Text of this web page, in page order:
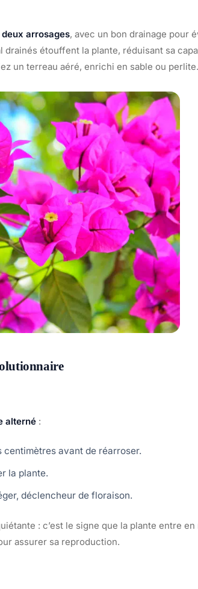
arrosages, avec un bon drainage pour
étouffent la plante, réduisant sa
un terreau aéré, enrichi en sable ou perlite.
alterné :
centimètres avant de réarroser.
la plante.
déclencheur de floraison.
: c’est le signe que la plante entre en
assurer sa reproduction.